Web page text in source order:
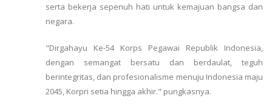
serta bekerja sepenuh hati untuk kemajuan bangsa dan
negara.
"Dirgahayu Ke-54 Korps Pegawai Republik Indonesia,
dengan semangat bersatu dan berdaulat, teguh
berintegritas, dan profesionalisme menuju Indonesia maju
2045, Korpri setia hingga akhir." pungkasnya.